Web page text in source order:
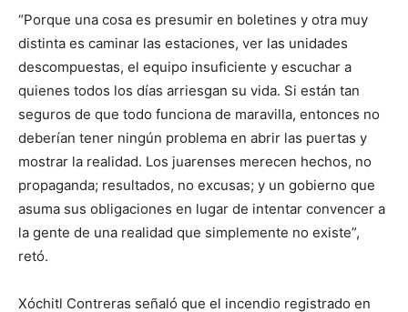
“Porque una cosa es presumir en boletines y otra muy
distinta es caminar las estaciones, ver las unidades
descompuestas, el equipo insuficiente y escuchar a
quienes todos los días arriesgan su vida. Si están tan
seguros de que todo funciona de maravilla, entonces no
deberían tener ningún problema en abrir las puertas y
mostrar la realidad. Los juarenses merecen hechos, no
propaganda; resultados, no excusas; y un gobierno que
asuma sus obligaciones en lugar de intentar convencer a
la gente de una realidad que simplemente no existe”,
retó.
Xóchitl Contreras señaló que el incendio registrado en